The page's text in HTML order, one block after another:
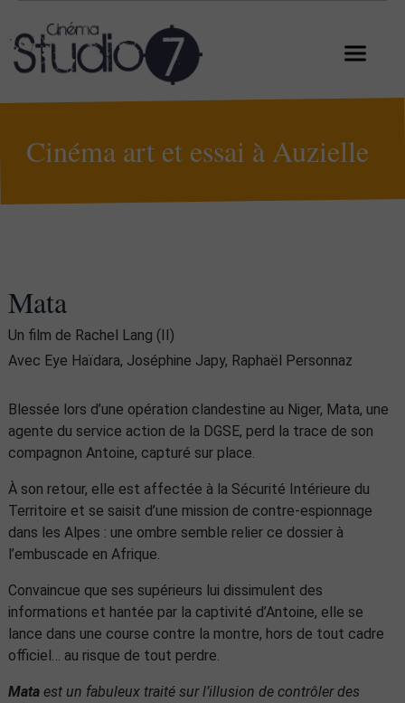
Cinéma art et essai à Auzielle
Mata
Un film de Rachel Lang (II)
Avec Eye Haïdara, Joséphine Japy, Raphaël Personnaz
Blessée lors d’une opération clandestine au Niger, Mata, une
agente du service action de la DGSE, perd la trace de son
compagnon Antoine, capturé sur place.
À son retour, elle est affectée à la Sécurité Intérieure du
Territoire et se saisit d’une mission de contre-espionnage
dans les Alpes : une ombre semble relier ce dossier à
l’embuscade en Afrique.
Convaincue que ses supérieurs lui dissimulent des
informations et hantée par la captivité d’Antoine, elle se
lance dans une course contre la montre, hors de tout cadre
officiel… au risque de tout perdre.
Mataest un fabuleux traité sur l’illusion de contrôler des